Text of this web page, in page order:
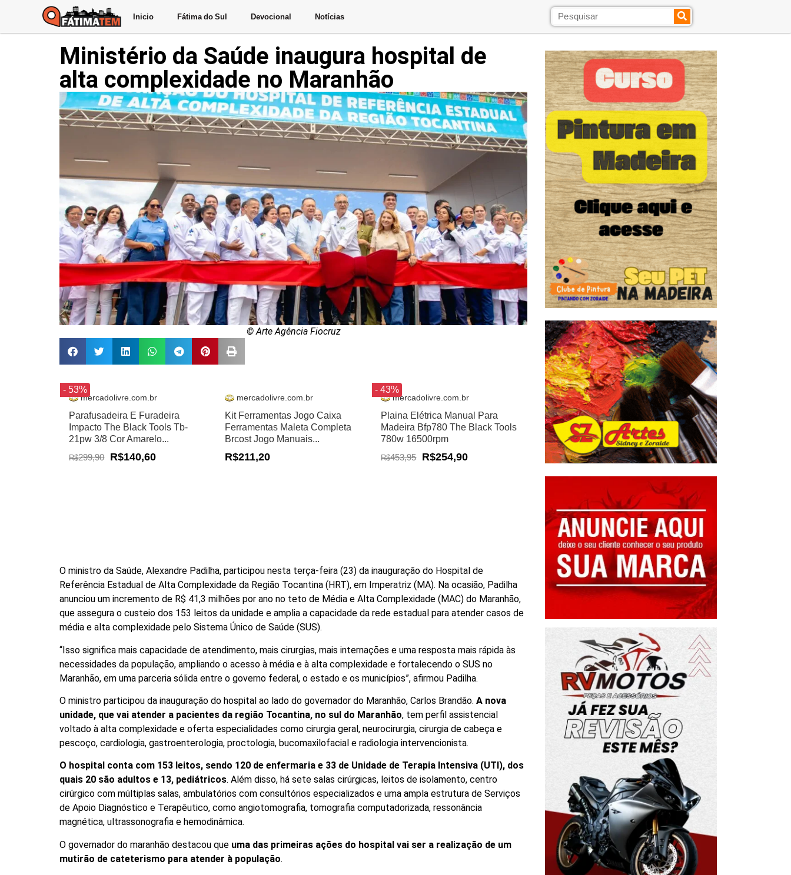
Inicio Fátima do Sul Devocional Notícias
Ministério da Saúde inaugura hospital de
alta complexidade no Maranhão
© Arte Agência Fiocruz
- 53%
mercadolivre.com.br
Parafusadeira E Furadeira
Impacto The Black Tools Tb-
21pw 3/8 Cor Amarelo...
R$299,90 R$140,60
mercadolivre.com.br
Kit Ferramentas Jogo Caixa
Ferramentas Maleta Completa
Brcost Jogo Manuais...
R$211,20
- 43%
mercadolivre.com.br
Plaina Elétrica Manual Para
Madeira Bfp780 The Black Tools
780w 16500rpm
R$453,95 R$254,90
O ministro da Saúde, Alexandre Padilha, participou nesta terça-feira (23) da inauguração do Hospital de
Referência Estadual de Alta Complexidade da Região Tocantina (HRT), em Imperatriz (MA). Na ocasião, Padilha
anunciou um incremento de R$ 41,3 milhões por ano no teto de Média e Alta Complexidade (MAC) do Maranhão,
que assegura o custeio dos 153 leitos da unidade e amplia a capacidade da rede estadual para atender casos de
média e alta complexidade pelo Sistema Único de Saúde (SUS).
“Isso significa mais capacidade de atendimento, mais cirurgias, mais internações e uma resposta mais rápida às
necessidades da população, ampliando o acesso à média e à alta complexidade e fortalecendo o SUS no
Maranhão, em uma parceria sólida entre o governo federal, o estado e os municípios”, afirmou Padilha.
O ministro participou da inauguração do hospital ao lado do governador do Maranhão, Carlos Brandão.A nova
unidade, que vai atender a pacientes da região Tocantina, no sul do Maranhão, tem perfil assistencial
voltado à alta complexidade e oferta especialidades como cirurgia geral, neurocirurgia, cirurgia de cabeça e
pescoço, cardiologia, gastroenterologia, proctologia, bucomaxilofacial e radiologia intervencionista.
O hospital conta com 153 leitos, sendo 120 de enfermaria e 33 de Unidade de Terapia Intensiva (UTI), dos
quais 20 são adultos e 13, pediátricos. Além disso, há sete salas cirúrgicas, leitos de isolamento, centro
cirúrgico com múltiplas salas, ambulatórios com consultórios especializados e uma ampla estrutura de Serviços
de Apoio Diagnóstico e Terapêutico, como angiotomografia, tomografia computadorizada, ressonância
magnética, ultrassonografia e hemodinâmica.
O governador do maranhão destacou que uma das primeiras ações do hospital vai ser a realização de um
mutirão de cateterismo para atender à população.